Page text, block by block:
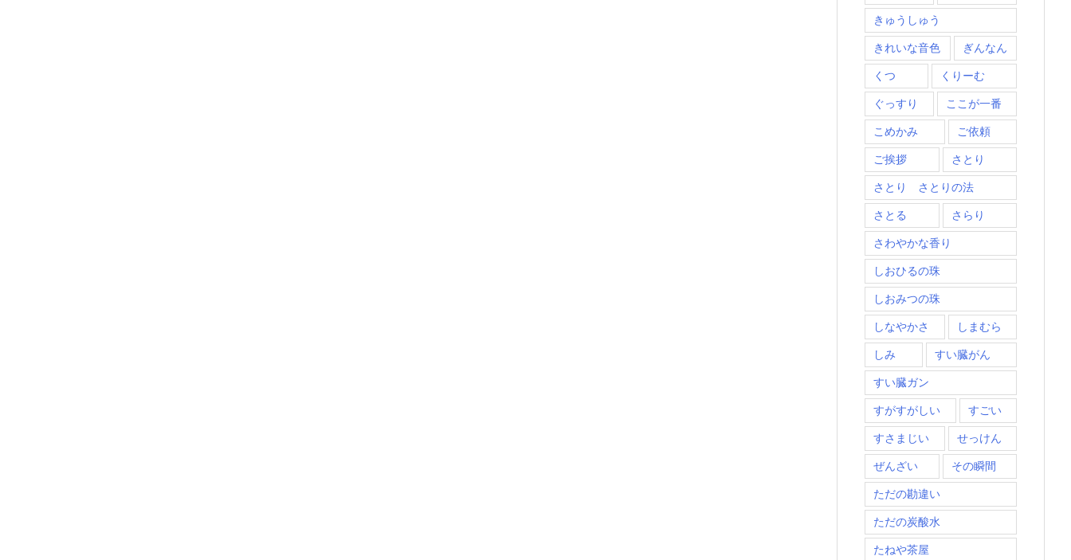
きゅうしゅう
きれいな音色 ぎんなん
くつ くりーむ
ぐっすり ここが一番
こめかみ ご依頼
ご挨拶 さとり
さとり さとりの法
さとる さらり
さわやかな香り
しおひるの珠
しおみつの珠
しなやかさ しまむら
しみ すい臓がん
すい臓ガン
すがすがしい すごい
すさまじい せっけん
ぜんざい その瞬間
ただの勘違い
ただの炭酸水
たねや茶屋